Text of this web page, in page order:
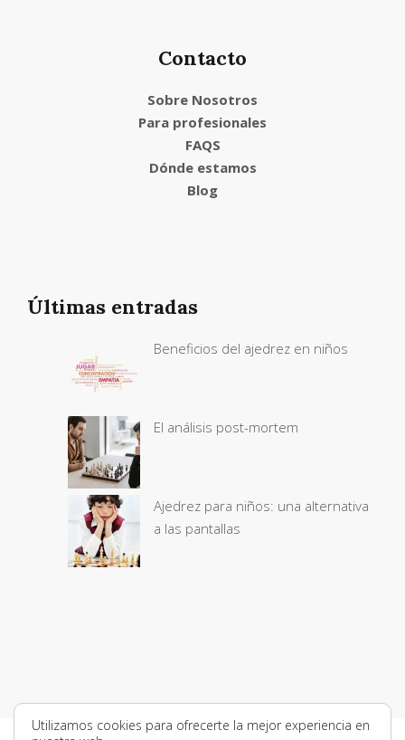
Contacto
Sobre Nosotros
Para profesionales
FAQS
Dónde estamos
Blog
Últimas entradas
Beneficios del ajedrez en niños
El análisis post-mortem
Ajedrez para niños: una alternativa
a las pantallas
Utilizamos cookies para ofrecerte la mejor experiencia en